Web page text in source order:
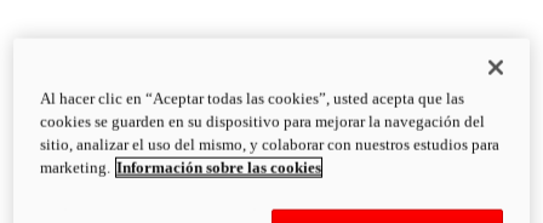
Al hacer clic en “Aceptar todas las cookies”, usted acepta que las
cookies se guarden en su dispositivo para mejorar la navegación del
sitio, analizar el uso del mismo, y colaborar con nuestros estudios para
marketing. Información sobre las cookies